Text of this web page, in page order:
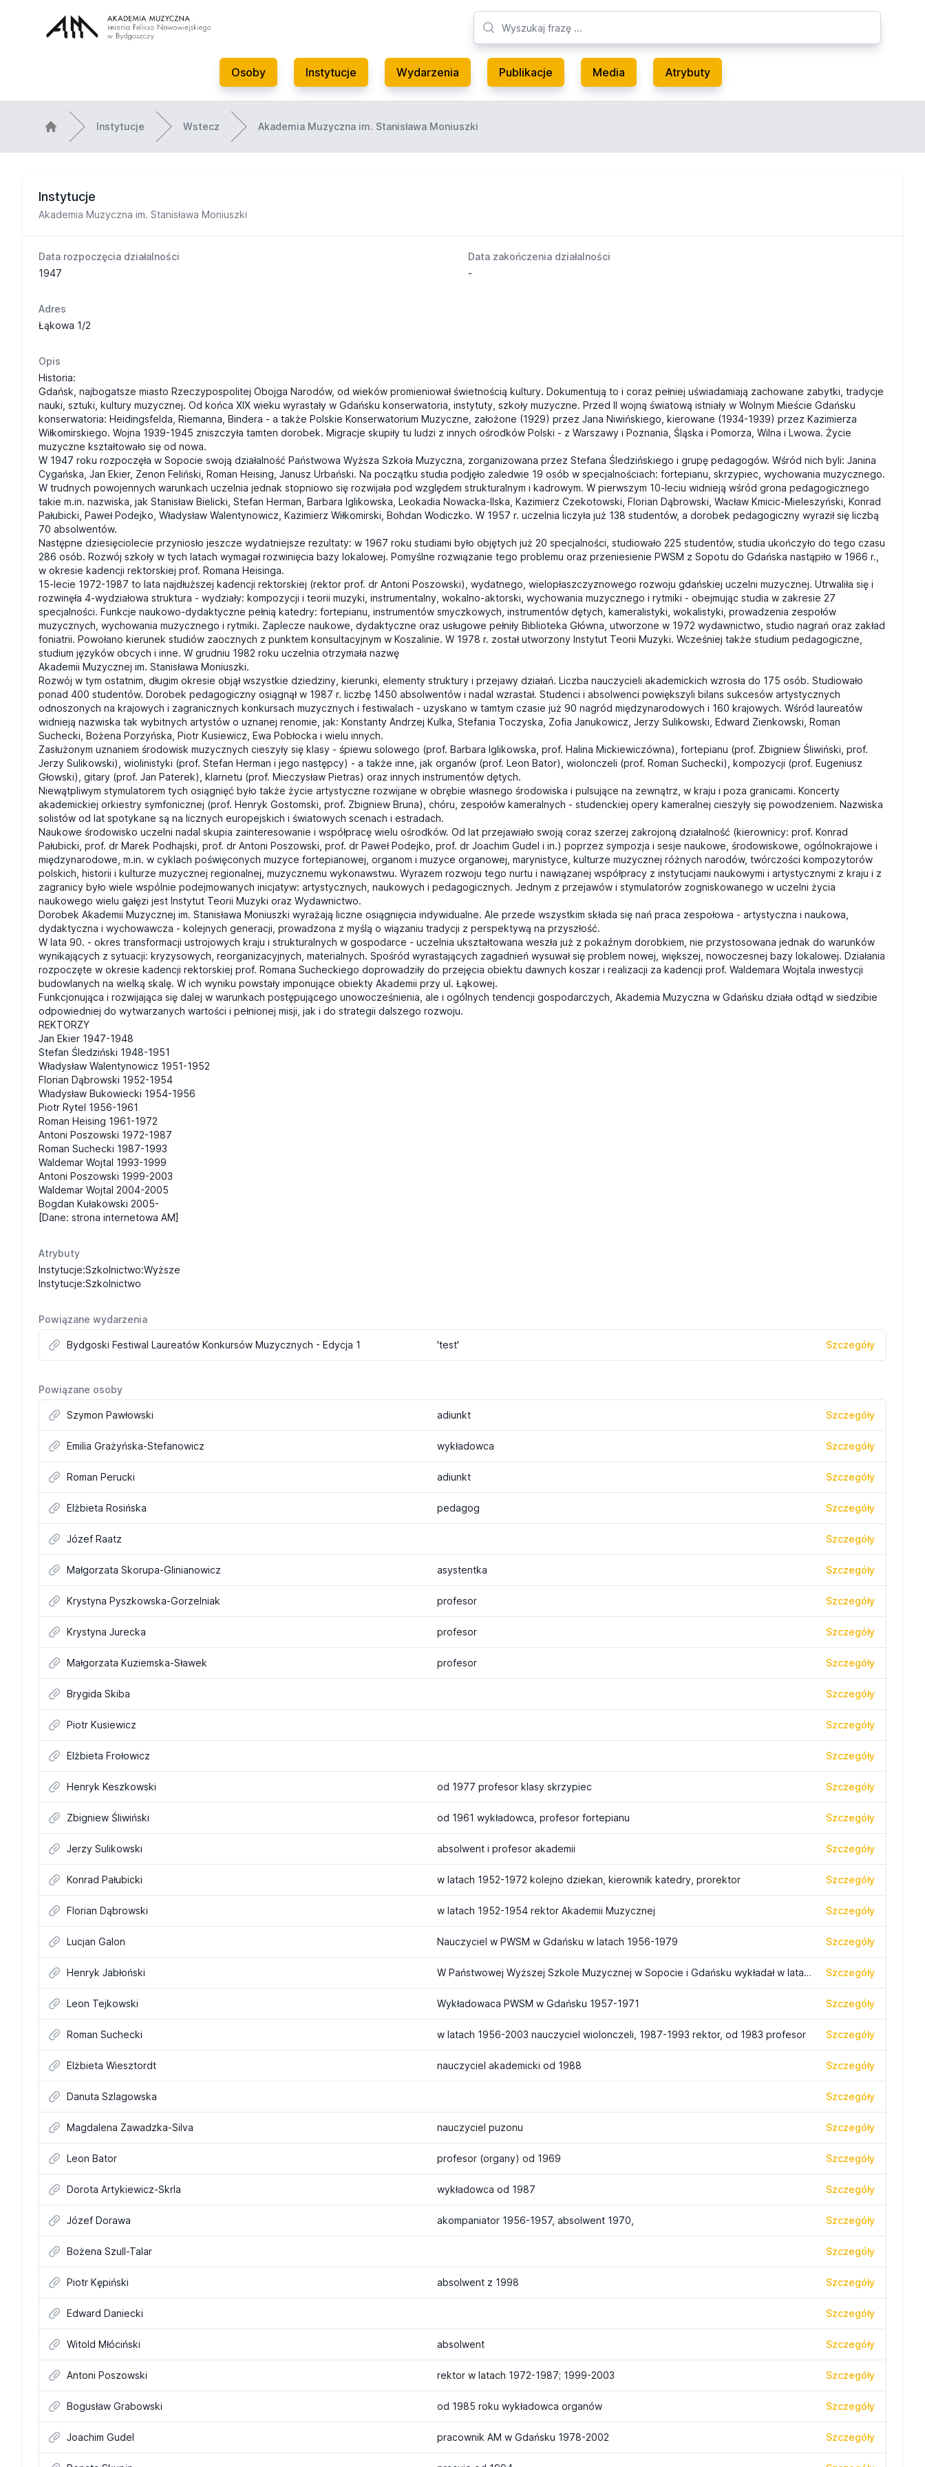
Osoby Instytucje Wydarzenia Publikacje Media Atrybuty
Instytucje Wstecz Akademia Muzyczna im. Stanisława Moniuszki
Instytucje
Akademia Muzyczna im. Stanisława Moniuszki
Data rozpoczęcia działalności
1947
Data zakończenia działalności
-
Adres
Łąkowa 1/2
Opis
Historia:
Gdańsk, najbogatsze miasto Rzeczypospolitej Obojga Narodów, od wieków promieniował świetnością kultury. Dokumentują to i coraz pełniej uświadamiają zachowane zabytki, tradycje
nauki, sztuki, kultury muzycznej. Od końca XIX wieku wyrastały w Gdańsku konserwatoria, instytuty, szkoły muzyczne. Przed II wojną światową istniały w Wolnym Mieście Gdańsku
konserwatoria: Heidingsfelda, Riemanna, Bindera - a także Polskie Konserwatorium Muzyczne, założone (1929) przez Jana Niwińskiego, kierowane (1934-1939) przez Kazimierza
Wiłkomirskiego. Wojna 1939-1945 zniszczyła tamten dorobek. Migracje skupiły tu ludzi z innych ośrodków Polski - z Warszawy i Poznania, Śląska i Pomorza, Wilna i Lwowa. Życie
muzyczne kształtowało się od nowa.
W 1947 roku rozpoczęła w Sopocie swoją działalność Państwowa Wyższa Szkoła Muzyczna, zorganizowana przez Stefana Śledzińskiego i grupę pedagogów. Wśród nich byli: Janina
Cygańska, Jan Ekier, Zenon Feliński, Roman Heising, Janusz Urbański. Na początku studia podjęło zaledwie 19 osób w specjalnościach: fortepianu, skrzypiec, wychowania muzycznego.
W trudnych powojennych warunkach uczelnia jednak stopniowo się rozwijała pod względem strukturalnym i kadrowym. W pierwszym 10-leciu widnieją wśród grona pedagogicznego
takie m.in. nazwiska, jak Stanisław Bielicki, Stefan Herman, Barbara Iglikowska, Leokadia Nowacka-Ilska, Kazimierz Czekotowski, Florian Dąbrowski, Wacław Kmicic-Mieleszyński, Konrad
Pałubicki, Paweł Podejko, Władysław Walentynowicz, Kazimierz Wiłkomirski, Bohdan Wodiczko. W 1957 r. uczelnia liczyła już 138 studentów, a dorobek pedagogiczny wyraził się liczbą
70 absolwentów.
Następne dziesięciolecie przyniosło jeszcze wydatniejsze rezultaty: w 1967 roku studiami było objętych już 20 specjalności, studiowało 225 studentów, studia ukończyło do tego czasu
286 osób. Rozwój szkoły w tych latach wymagał rozwinięcia bazy lokalowej. Pomyślne rozwiązanie tego problemu oraz przeniesienie PWSM z Sopotu do Gdańska nastąpiło w 1966 r.,
w okresie kadencji rektorskiej prof. Romana Heisinga.
15-lecie 1972-1987 to lata najdłuższej kadencji rektorskiej (rektor prof. dr Antoni Poszowski), wydatnego, wielopłaszczyznowego rozwoju gdańskiej uczelni muzycznej. Utrwaliła się i
rozwinęła 4-wydziałowa struktura - wydziały: kompozycji i teorii muzyki, instrumentalny, wokalno-aktorski, wychowania muzycznego i rytmiki - obejmując studia w zakresie 27
specjalności. Funkcje naukowo-dydaktyczne pełnią katedry: fortepianu, instrumentów smyczkowych, instrumentów dętych, kameralistyki, wokalistyki, prowadzenia zespołów
muzycznych, wychowania muzycznego i rytmiki. Zaplecze naukowe, dydaktyczne oraz usługowe pełniły Biblioteka Główna, utworzone w 1972 wydawnictwo, studio nagrań oraz zakład
foniatrii. Powołano kierunek studiów zaocznych z punktem konsultacyjnym w Koszalinie. W 1978 r. został utworzony Instytut Teorii Muzyki. Wcześniej także studium pedagogiczne,
studium języków obcych i inne. W grudniu 1982 roku uczelnia otrzymała nazwę
Akademii Muzycznej im. Stanisława Moniuszki.
Rozwój w tym ostatnim, długim okresie objął wszystkie dziedziny, kierunki, elementy struktury i przejawy działań. Liczba nauczycieli akademickich wzrosła do 175 osób. Studiowało
ponad 400 studentów. Dorobek pedagogiczny osiągnął w 1987 r. liczbę 1450 absolwentów i nadal wzrastał. Studenci i absolwenci powiększyli bilans sukcesów artystycznych
odnoszonych na krajowych i zagranicznych konkursach muzycznych i festiwalach - uzyskano w tamtym czasie już 90 nagród międzynarodowych i 160 krajowych. Wśród laureatów
widnieją nazwiska tak wybitnych artystów o uznanej renomie, jak: Konstanty Andrzej Kulka, Stefania Toczyska, Zofia Janukowicz, Jerzy Sulikowski, Edward Zienkowski, Roman
Suchecki, Bożena Porzyńska, Piotr Kusiewicz, Ewa Pobłocka i wielu innych.
Zasłużonym uznaniem środowisk muzycznych cieszyły się klasy - śpiewu solowego (prof. Barbara Iglikowska, prof. Halina Mickiewiczówna), fortepianu (prof. Zbigniew Śliwiński, prof.
Jerzy Sulikowski), wiolinistyki (prof. Stefan Herman i jego następcy) - a także inne, jak organów (prof. Leon Bator), wiolonczeli (prof. Roman Suchecki), kompozycji (prof. Eugeniusz
Głowski), gitary (prof. Jan Paterek), klarnetu (prof. Mieczysław Pietras) oraz innych instrumentów dętych.
Niewątpliwym stymulatorem tych osiągnięć było także życie artystyczne rozwijane w obrębie własnego środowiska i pulsujące na zewnątrz, w kraju i poza granicami. Koncerty
akademickiej orkiestry symfonicznej (prof. Henryk Gostomski, prof. Zbigniew Bruna), chóru, zespołów kameralnych - studenckiej opery kameralnej cieszyły się powodzeniem. Nazwiska
solistów od lat spotykane są na licznych europejskich i światowych scenach i estradach.
Naukowe środowisko uczelni nadal skupia zainteresowanie i współpracę wielu ośrodków. Od lat przejawiało swoją coraz szerzej zakrojoną działalność (kierownicy: prof. Konrad
Pałubicki, prof. dr Marek Podhajski, prof. dr Antoni Poszowski, prof. dr Paweł Podejko, prof. dr Joachim Gudel i in.) poprzez sympozja i sesje naukowe, środowiskowe, ogólnokrajowe i
międzynarodowe, m.in. w cyklach poświęconych muzyce fortepianowej, organom i muzyce organowej, marynistyce, kulturze muzycznej różnych narodów, twórczości kompozytorów
polskich, historii i kulturze muzycznej regionalnej, muzycznemu wykonawstwu. Wyrazem rozwoju tego nurtu i nawiązanej współpracy z instytucjami naukowymi i artystycznymi z kraju i z
zagranicy było wiele wspólnie podejmowanych inicjatyw: artystycznych, naukowych i pedagogicznych. Jednym z przejawów i stymulatorów zogniskowanego w uczelni życia
naukowego wielu gałęzi jest Instytut Teorii Muzyki oraz Wydawnictwo.
Dorobek Akademii Muzycznej im. Stanisława Moniuszki wyrażają liczne osiągnięcia indywidualne. Ale przede wszystkim składa się nań praca zespołowa - artystyczna i naukowa,
dydaktyczna i wychowawcza - kolejnych generacji, prowadzona z myślą o wiązaniu tradycji z perspektywą na przyszłość.
W lata 90. - okres transformacji ustrojowych kraju i strukturalnych w gospodarce - uczelnia ukształtowana weszła już z pokaźnym dorobkiem, nie przystosowana jednak do warunków
wynikających z sytuacji: kryzysowych, reorganizacyjnych, materialnych. Spośród wyrastających zagadnień wysuwał się problem nowej, większej, nowoczesnej bazy lokalowej. Działania
rozpoczęte w okresie kadencji rektorskiej prof. Romana Sucheckiego doprowadziły do przejęcia obiektu dawnych koszar i realizacji za kadencji prof. Waldemara Wojtala inwestycji
budowlanych na wielką skalę. W ich wyniku powstały imponujące obiekty Akademii przy ul. Łąkowej.
Funkcjonująca i rozwijająca się dalej w warunkach postępującego unowocześnienia, ale i ogólnych tendencji gospodarczych, Akademia Muzyczna w Gdańsku działa odtąd w siedzibie
odpowiedniej do wytwarzanych wartości i pełnionej misji, jak i do strategii dalszego rozwoju.
REKTORZY
Jan Ekier 1947-1948
Stefan Śledziński 1948-1951
Władysław Walentynowicz 1951-1952
Florian Dąbrowski 1952-1954
Władysław Bukowiecki 1954-1956
Piotr Rytel 1956-1961
Roman Heising 1961-1972
Antoni Poszowski 1972-1987
Roman Suchecki 1987-1993
Waldemar Wojtal 1993-1999
Antoni Poszowski 1999-2003
Waldemar Wojtal 2004-2005
Bogdan Kułakowski 2005-
[Dane: strona internetowa AM]
Atrybuty
Instytucje:Szkolnictwo:Wyższe
Instytucje:Szkolnictwo
Powiązane wydarzenia
Bydgoski Festiwal Laureatów Konkursów Muzycznych - Edycja 1 'test' Szczegóły
Powiązane osoby
Szymon Pawłowski adiunkt Szczegóły
Emilia Grażyńska-Stefanowicz wykładowca Szczegóły
Roman Perucki adiunkt Szczegóły
Elżbieta Rosińska pedagog Szczegóły
Józef Raatz Szczegóły
Małgorzata Skorupa-Glinianowicz asystentka Szczegóły
Krystyna Pyszkowska-Gorzelniak profesor Szczegóły
Krystyna Jurecka profesor Szczegóły
Małgorzata Kuziemska-Sławek profesor Szczegóły
Brygida Skiba Szczegóły
Piotr Kusiewicz Szczegóły
Elżbieta Frołowicz Szczegóły
Henryk Keszkowski od 1977 profesor klasy skrzypiec Szczegóły
Zbigniew Śliwiński od 1961 wykładowca, profesor fortepianu Szczegóły
Jerzy Sulikowski absolwent i profesor akademii Szczegóły
Konrad Pałubicki w latach 1952-1972 kolejno dziekan, kierownik katedry, prorektor Szczegóły
Florian Dąbrowski w latach 1952-1954 rektor Akademii Muzycznej Szczegóły
Lucjan Galon Nauczyciel w PWSM w Gdańsku w latach 1956-1979 Szczegóły
Henryk Jabłoński W Państwowej Wyższej Szkole Muzycznej w Sopocie i Gdańsku wykładał w latach 1954-1980. Szczegóły
Leon Tejkowski Wykładowaca PWSM w Gdańsku 1957-1971 Szczegóły
Roman Suchecki w latach 1956-2003 nauczyciel wiolonczeli, 1987-1993 rektor, od 1983 profesor Szczegóły
Elżbieta Wiesztordt nauczyciel akademicki od 1988 Szczegóły
Danuta Szlagowska Szczegóły
Magdalena Zawadzka-Silva nauczyciel puzonu Szczegóły
Leon Bator profesor (organy) od 1969 Szczegóły
Dorota Artykiewicz-Skrla wykładowca od 1987 Szczegóły
Józef Dorawa akompaniator 1956-1957, absolwent 1970, Szczegóły
Bożena Szull-Talar Szczegóły
Piotr Kępiński absolwent z 1998 Szczegóły
Edward Daniecki Szczegóły
Witold Młóciński absolwent Szczegóły
Antoni Poszowski rektor w latach 1972-1987; 1999-2003 Szczegóły
Bogusław Grabowski od 1985 roku wykładowca organów Szczegóły
Joachim Gudel pracownik AM w Gdańsku 1978-2002 Szczegóły